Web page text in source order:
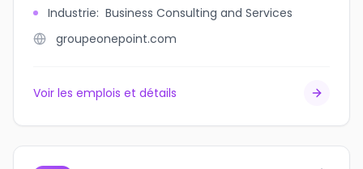
Industrie: Business Consulting and Services
groupeonepoint.com
Voir les emplois et détails